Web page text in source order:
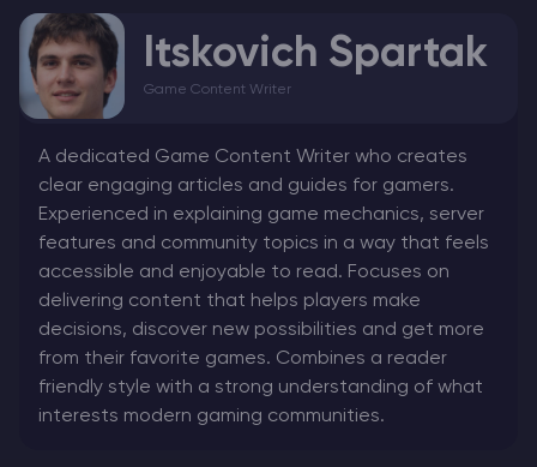
Itskovich Spartak
Game Content Writer
A dedicated Game Content Writer who creates
clear engaging articles and guides for gamers.
Experienced in explaining game mechanics, server
features and community topics in a way that feels
accessible and enjoyable to read. Focuses on
delivering content that helps players make
decisions, discover new possibilities and get more
from their favorite games. Combines a reader
friendly style with a strong understanding of what
interests modern gaming communities.